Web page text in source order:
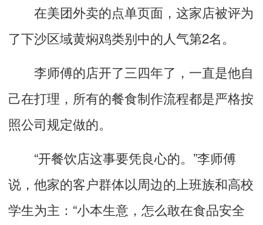
在美团外卖的点单页面，这家店被评为
了下沙区域黄焖鸡类别中的人气第2名。
李师傅的店开了三四年了，一直是他自
己在打理，所有的餐食制作流程都是严格按
照公司规定做的。
“开餐饮店这事要凭良心的。”李师傅
说，他家的客户群体以周边的上班族和高校
学生为主：“小本生意，怎么敢在食品安全